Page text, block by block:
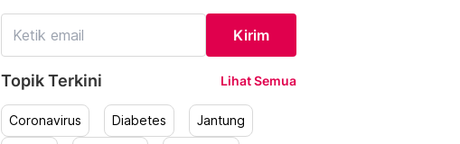
Kirim
Topik Terkini Lihat Semua
Coronavirus Diabetes Jantung